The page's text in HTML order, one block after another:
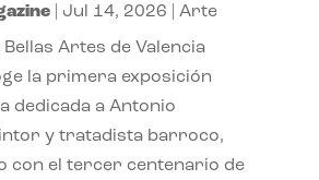
| Jul 14, 2026 Arte
Bellas Artes de Valencia
la primera exposición
dedicada a Antonio
y tratadista barroco,
con el tercer centenario de